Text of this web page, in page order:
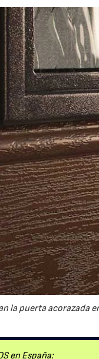
la puerta acorazada
en España: